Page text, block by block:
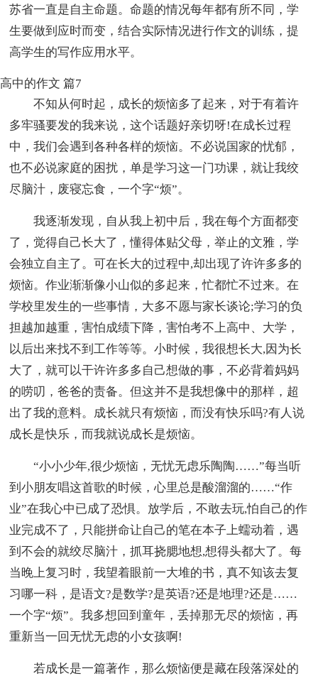
苏省一直是自主命题。命题的情况每年都有所不同，学
生要做到应时而变，结合实际情况进行作文的训练，提
高学生的写作应用水平。
高中的作文 篇7
不知从何时起，成长的烦恼多了起来，对于有着许
多牢骚要发的我来说，这个话题好亲切呀!在成长过程
中，我们会遇到各种各样的烦恼。不必说国家的忧郁，
也不必说家庭的困扰，单是学习这一门功课，就让我绞
尽脑汁，废寝忘食，一个字“烦”。
我逐渐发现，自从我上初中后，我在每个方面都变
了，觉得自己长大了，懂得体贴父母，举止的文雅，学
会独立自主了。可在长大的过程中,却出现了许许多多的
烦恼。作业渐渐像小山似的多起来，忙都忙不过来。在
学校里发生的一些事情，大多不愿与家长谈论;学习的负
担越加越重，害怕成绩下降，害怕考不上高中、大学，
以后出来找不到工作等等。小时候，我很想长大,因为长
大了，就可以干许许多多自己想做的事，不必背着妈妈
的唠叨，爸爸的责备。但这并不是我想像中的那样，超
出了我的意料。成长就只有烦恼，而没有快乐吗?有人说
成长是快乐，而我就说成长是烦恼。
“小小少年,很少烦恼，无忧无虑乐陶陶……”每当听
到小朋友唱这首歌的时候，心里总是酸溜溜的……“作
业”在我心中已成了恐惧。放学后，不敢去玩,怕自己的作
业完成不了，只能拼命让自己的笔在本子上蠕动着，遇
到不会的就绞尽脑汁，抓耳挠腮地想,想得头都大了。每
当晚上复习时，我望着眼前一大堆的书，真不知该去复
习哪一科，是语文?是数学?是英语?还是地理?还是……
一个字“烦”。我多想回到童年，丢掉那无尽的烦恼，再
重新当一回无忧无虑的小女孩啊!
若成长是一篇著作，那么烦恼便是藏在段落深处的